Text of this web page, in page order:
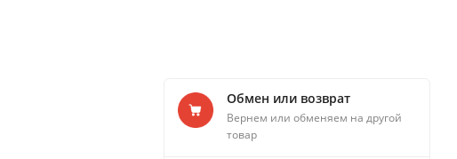
Обмен или возврат
Вернем или обменяем на другой
товар